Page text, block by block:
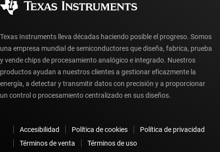
Preguntas frecuentes sobre la cuenta myTI
Texas Instruments lleva décadas haciendo posible el progreso. Somos
una empresa mundial de semiconductores que diseña, fabrica, prueba
y vende chips de procesamiento analógico e integrado. Nuestros
productos ayudan a nuestros clientes a gestionar eficazmente la
energía, a detectar y transmitir datos con precisión y a proporcionar
un control o procesamiento centralizado en sus diseños.
Accesibilidad Política de cookies
Política de privacidad
Términos de venta
Términos de uso